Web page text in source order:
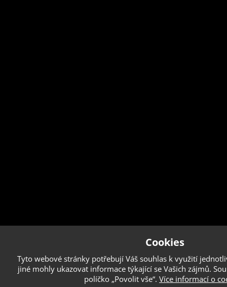
Cookies
Tyto webové stránky potřebují Váš souhlas k využití
jiné mohly ukazovat informace týkající se Vašich zájmů.
políčko „Povolit vše“. Více informací o